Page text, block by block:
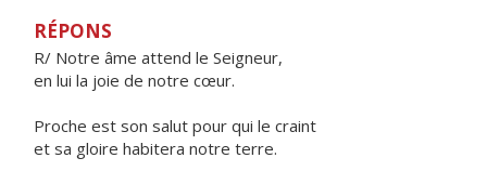
RÉPONS
R/ Notre âme attend le Seigneur,
en lui la joie de notre cœur.
Proche est son salut pour qui le craint
et sa gloire habitera notre terre.